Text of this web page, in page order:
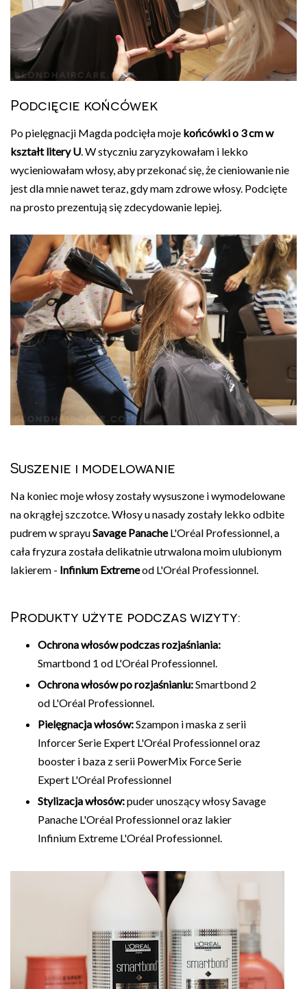
Podcięcie końcówek
Po pielęgnacji Magda podcięła moje końcówki o 3 cm w
kształt litery U . W styczniu zaryzykowałam i lekko
wycieniowałam włosy, aby przekonać się, że cieniowanie nie
jest dla mnie nawet teraz, gdy mam zdrowe włosy. Podcięte
na prosto prezentują się zdecydowanie lepiej.
Suszenie i modelowanie
Na koniec moje włosy zostały wysuszone i wymodelowane
na okrągłej szczotce. Włosy u nasady zostały lekko odbite
pudrem w sprayuSavage PanacheL'Oréal Professionnel, a
cała fryzura została delikatnie utrwalona moim ulubionym
lakierem - Infinium Extremeod L'Oréal Professionnel.
Produkty użyte podczas wizyty:
Ochrona włosów podczas rozjaśniania:
Smartbond 1 od L'Oréal Professionnel.
Ochrona włosów po rozjaśnianiu:Smartbond 2
od L'Oréal Professionnel.
Pielęgnacja włosów:Szampon i maska z serii
Inforcer Serie Expert L'Oréal Professionnel oraz
booster i baza z serii PowerMix Force Serie
Expert L'Oréal Professionnel
Stylizacja włosów:puder unoszący włosy Savage
Panache L'Oréal Professionnel oraz lakier
Infinium Extreme L'Oréal Professionnel.